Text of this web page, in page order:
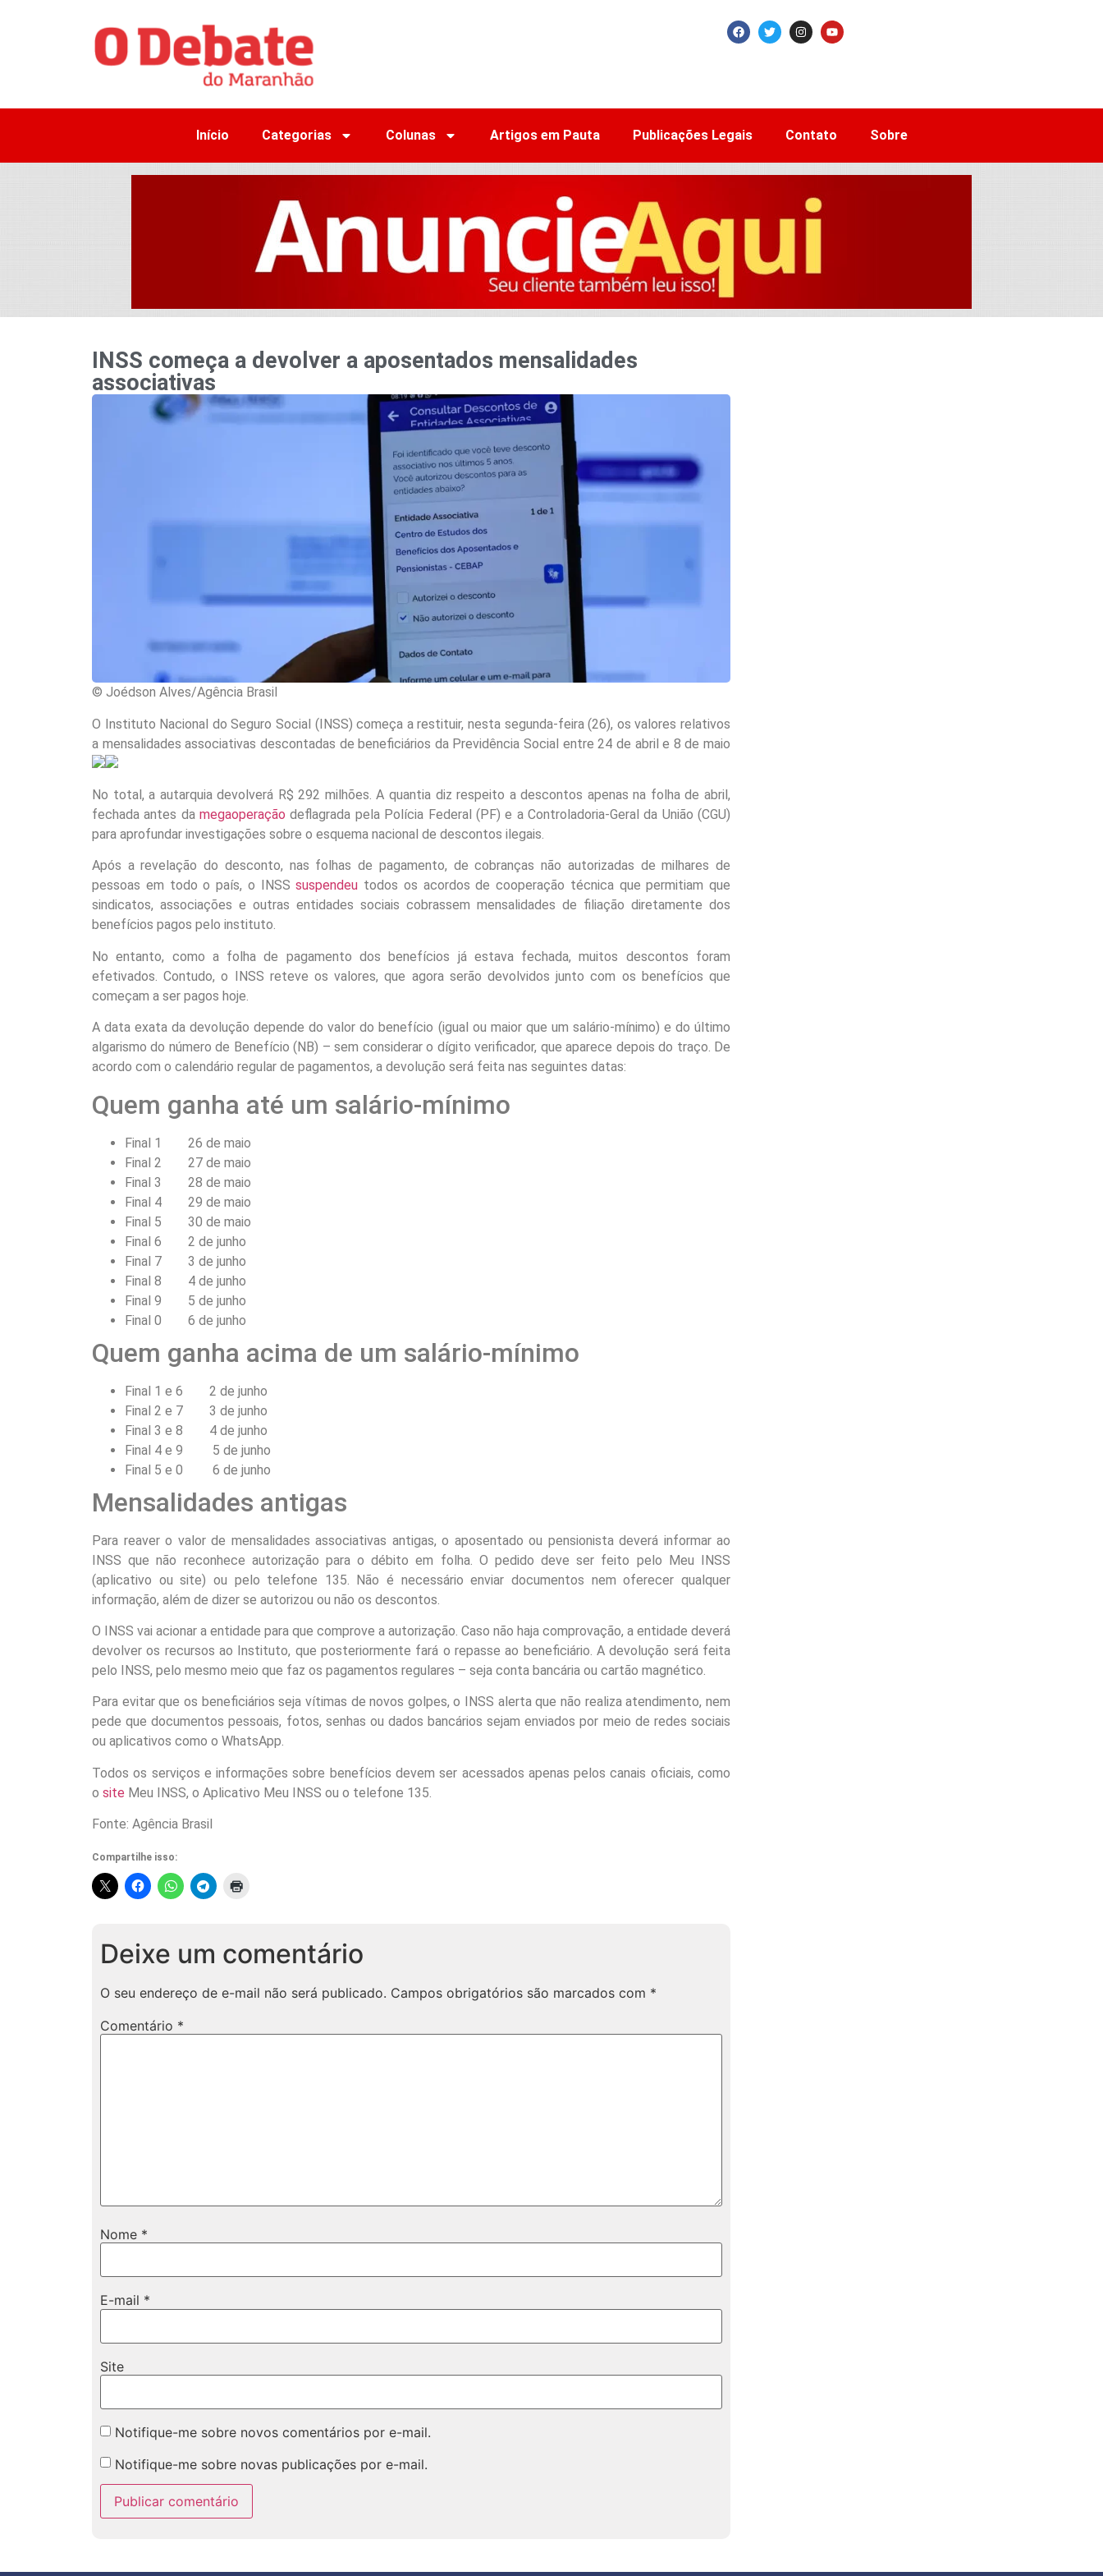
Início Categorias Colunas Artigos em Pauta Publicações Legais Contato Sobre
INSS começa a devolver a aposentados mensalidades
associativas
© Joédson Alves/Agência Brasil
O Instituto Nacional do Seguro Social (INSS) começa a restituir, nesta segunda-feira (26), os valores relativos
a mensalidades associativas descontadas de beneficiários da Previdência Social entre 24 de abril e 8 de maio
No total, a autarquia devolverá R$ 292 milhões. A quantia diz respeito a descontos apenas na folha de abril,
fechada antes damegaoperação deflagrada pela Polícia Federal (PF) e a Controladoria-Geral da União (CGU)
para aprofundar investigações sobre o esquema nacional de descontos ilegais.
Após a revelação do desconto, nas folhas de pagamento, de cobranças não autorizadas de milhares de
pessoas em todo o país, o INSSsuspendeu todos os acordos de cooperação técnica que permitiam que
sindicatos, associações e outras entidades sociais cobrassem mensalidades de filiação diretamente dos
benefícios pagos pelo instituto.
No entanto, como a folha de pagamento dos benefícios já estava fechada, muitos descontos foram
efetivados. Contudo, o INSS reteve os valores, que agora serão devolvidos junto com os benefícios que
começam a ser pagos hoje.
A data exata da devolução depende do valor do benefício (igual ou maior que um salário-mínimo) e do último
algarismo do número de Benefício (NB) – sem considerar o dígito verificador, que aparece depois do traço. De
acordo com o calendário regular de pagamentos, a devolução será feita nas seguintes datas:
Quem ganha até um salário-mínimo
Final 1 26 de maio
Final 2 27 de maio
Final 3 28 de maio
Final 4 29 de maio
Final 5 30 de maio
Final 6 2 de junho
Final 7 3 de junho
Final 8 4 de junho
Final 9 5 de junho
Final 0 6 de junho
Quem ganha acima de um salário-mínimo
Final 1 e 6 2 de junho
Final 2 e 7 3 de junho
Final 3 e 8 4 de junho
Final 4 e 9 5 de junho
Final 5 e 0 6 de junho
Mensalidades antigas
Para reaver o valor de mensalidades associativas antigas, o aposentado ou pensionista deverá informar ao
INSS que não reconhece autorização para o débito em folha. O pedido deve ser feito pelo Meu INSS
(aplicativo ou site) ou pelo telefone 135. Não é necessário enviar documentos nem oferecer qualquer
informação, além de dizer se autorizou ou não os descontos.
O INSS vai acionar a entidade para que comprove a autorização. Caso não haja comprovação, a entidade deverá
devolver os recursos ao Instituto, que posteriormente fará o repasse ao beneficiário. A devolução será feita
pelo INSS, pelo mesmo meio que faz os pagamentos regulares – seja conta bancária ou cartão magnético.
Para evitar que os beneficiários seja vítimas de novos golpes, o INSS alerta que não realiza atendimento, nem
pede que documentos pessoais, fotos, senhas ou dados bancários sejam enviados por meio de redes sociais
ou aplicativos como o WhatsApp.
Todos os serviços e informações sobre benefícios devem ser acessados apenas pelos canais oficiais, como
o site Meu INSS, o Aplicativo Meu INSS ou o telefone 135.
Fonte: Agência Brasil
Compartilhe isso:
Deixe um comentário
O seu endereço de e-mail não será publicado. Campos obrigatórios são marcados com *
Comentário *
Nome *
E-mail *
Site
Notifique-me sobre novos comentários por e-mail.
Notifique-me sobre novas publicações por e-mail.